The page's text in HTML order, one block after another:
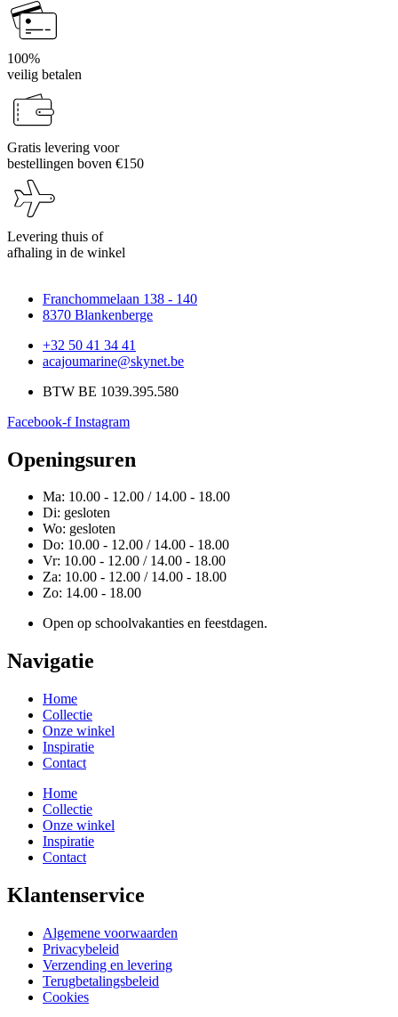
100%
veilig betalen
Gratis levering voor
bestellingen boven €150
Levering thuis of
afhaling in de winkel
Franchommelaan 138 - 140
8370 Blankenberge
+32 50 41 34 41
acajoumarine@skynet.be
BTW BE 1039.395.580
Facebook-f Instagram
Openingsuren
Ma: 10.00 - 12.00 / 14.00 - 18.00
Di: gesloten
Wo: gesloten
Do: 10.00 - 12.00 / 14.00 - 18.00
Vr: 10.00 - 12.00 / 14.00 - 18.00
Za: 10.00 - 12.00 / 14.00 - 18.00
Zo: 14.00 - 18.00
Open op schoolvakanties en feestdagen.
Navigatie
Home
Collectie
Onze winkel
Inspiratie
Contact
Home
Collectie
Onze winkel
Inspiratie
Contact
Klantenservice
Algemene voorwaarden
Privacybeleid
Verzending en levering
Terugbetalingsbeleid
Cookies